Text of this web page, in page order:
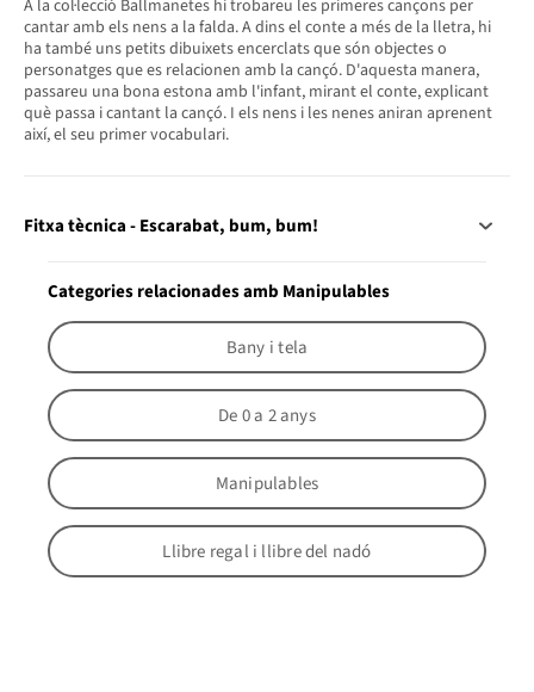
A la col·lecció Ballmanetes hi trobareu les primeres cançons per
cantar amb els nens a la falda. A dins el conte a més de la lletra, hi
ha també uns petits dibuixets encerclats que són objectes o
personatges que es relacionen amb la cançó. D'aquesta manera,
passareu una bona estona amb l'infant, mirant el conte, explicant
què passa i cantant la cançó. I els nens i les nenes aniran aprenent
així, el seu primer vocabulari.
Fitxa tècnica - Escarabat, bum, bum!
Categories relacionades amb Manipulables
Bany i tela
De 0 a 2 anys
Manipulables
Llibre regal i llibre del nadó